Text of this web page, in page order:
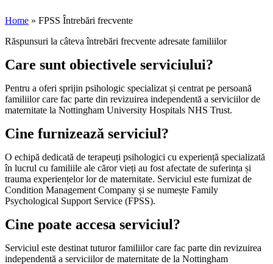
Home » FPSS Întrebări frecvente
Răspunsuri la câteva întrebări frecvente adresate familiilor
Care sunt obiectivele serviciului?
Pentru a oferi sprijin psihologic specializat și centrat pe persoană
familiilor care fac parte din revizuirea independentă a serviciilor de
maternitate la Nottingham University Hospitals NHS Trust.
Cine furnizează serviciul?
O echipă dedicată de terapeuți psihologici cu experiență specializată
în lucrul cu familiile ale căror vieți au fost afectate de suferința și
trauma experiențelor lor de maternitate. Serviciul este furnizat de
Condition Management Company și se numește Family
Psychological Support Service (FPSS).
Cine poate accesa serviciul?
Serviciul este destinat tuturor familiilor care fac parte din revizuirea
independentă a serviciilor de maternitate de la Nottingham